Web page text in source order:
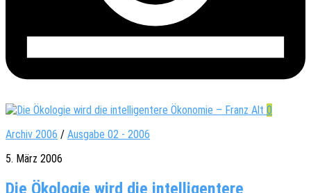
0
Archiv 2006 / Ausgabe 02 - 2006
5. März 2006
Die Ökologie wird die intelligentere